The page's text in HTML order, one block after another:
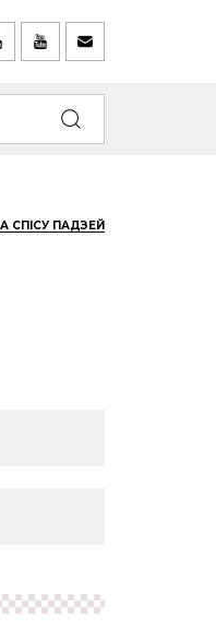
СПІСУ ПАДЗЕЙ